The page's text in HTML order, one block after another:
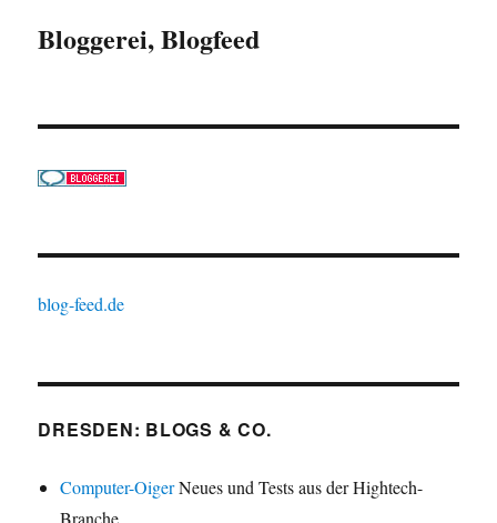
Bloggerei, Blogfeed
blog-feed.de
DRESDEN: BLOGS & CO.
Computer-OigerNeues und Tests aus der Hightech-